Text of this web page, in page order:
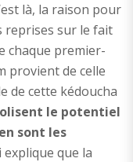
là, la raison pour
reprises sur le fait
chaque premier-
provient de celle
de cette kédoucha
le potentiel
sont les
explique que la